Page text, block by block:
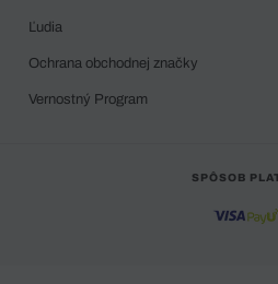
Ľudia
Ochrana obchodnej značky
Vernostný Program
SPÔSOB